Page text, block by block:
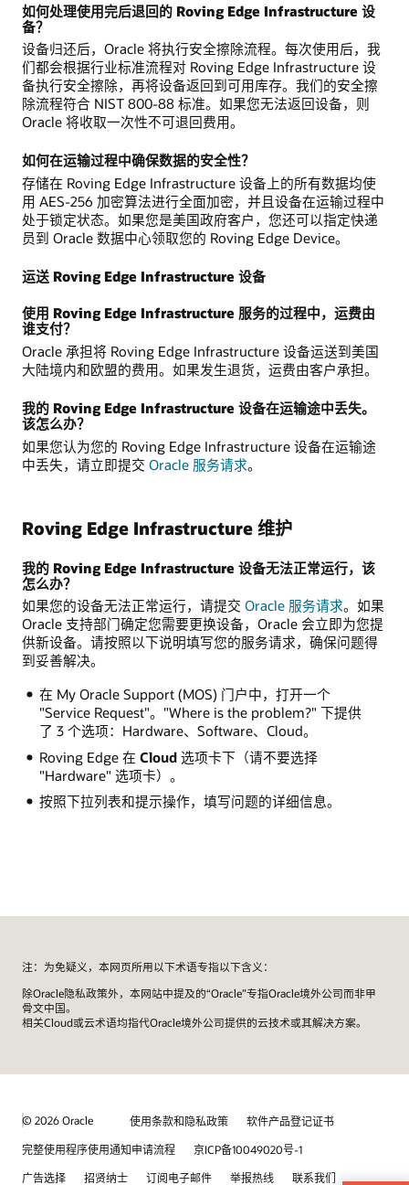
如何处理使用完后退回的 Roving Edge Infrastructure 设
备？
设备归还后，Oracle 将执行安全擦除流程。每次使用后，我
们都会根据行业标准流程对 Roving Edge Infrastructure 设
备执行安全擦除，再将设备返回到可用库存。我们的安全擦
除流程符合 NIST 800-88 标准。如果您无法返回设备，则
Oracle 将收取一次性不可退回费用。
如何在运输过程中确保数据的安全性？
存储在 Roving Edge Infrastructure 设备上的所有数据均使
用 AES-256 加密算法进行全面加密，并且设备在运输过程中
处于锁定状态。如果您是美国政府客户，您还可以指定快递
员到 Oracle 数据中心领取您的 Roving Edge Device。
运送 Roving Edge Infrastructure 设备
使用 Roving Edge Infrastructure 服务的过程中，运费由
谁支付？
Oracle 承担将 Roving Edge Infrastructure 设备运送到美国
大陆境内和欧盟的费用。如果发生退货，运费由客户承担。
我的 Roving Edge Infrastructure 设备在运输途中丢失。
该怎么办？
如果您认为您的 Roving Edge Infrastructure 设备在运输途
中丢失，请立即提交 Oracle 服务请求。
Roving Edge Infrastructure 维护
我的 Roving Edge Infrastructure 设备无法正常运行，该
怎么办？
如果您的设备无法正常运行，请提交 Oracle 服务请求。如果
Oracle 支持部门确定您需要更换设备，Oracle 会立即为您提
供新设备。请按照以下说明填写您的服务请求，确保问题得
到妥善解决。
在 My Oracle Support (MOS) 门户中，打开一个
"Service Request"。"Where is the problem?" 下提供
了 3 个选项：Hardware、Software、Cloud。
Roving Edge 在 Cloud选项卡下（请不要选择
"Hardware" 选项卡）。
按照下拉列表和提示操作，填写问题的详细信息。
注：为免疑义，本网页所用以下术语专指以下含义：
除Oracle隐私政策外，本网站中提及的“Oracle”专指Oracle境外公司而非甲
骨文中国。
相关Cloud或云术语均指代Oracle境外公司提供的云技术或其解决方案。
© 2026 Oracle 使用条款和隐私政策
软件产品登记证书
完整使用程序使用通知申请流程
京ICP备10049020号-1
广告选择
招贤纳士 订阅电子邮件 举报热线 联系我们